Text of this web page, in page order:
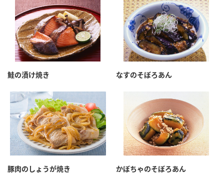
ふりかけ おすしの素
納豆 Fibee
鍋なび
納豆のサイト
PIN印
三ツ判山吹
千夜
スペシャルサイト
お酢を知ろう！
すしラボ
ぽん酢サワー
水の文化センター（アーカイブ）
ZENB initiative
MIM（ミツカンミュージアム）
各部門が大切にしていること
お客様相談センター
お客様の声をいかしました
よくあるご質問
お問い合わせ
鮭の漬け焼き なすのそぼろあん
豚肉のしょうが焼き かぼちゃのそぼろあん